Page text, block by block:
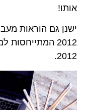
אותו!
2012
2012.